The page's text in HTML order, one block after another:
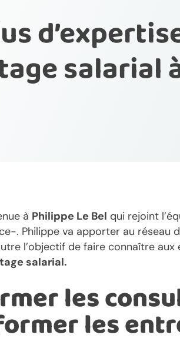
salarial
à Philippe Le Bel qui rejoint
. Philippe va apporter au
l’objectif de faire connaître
salarial.
les
les